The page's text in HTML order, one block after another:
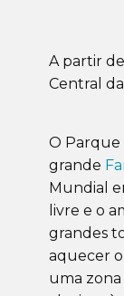
A partir
Central
O Parque
grande
Mundial
livre e o
grandes
aquecer
uma